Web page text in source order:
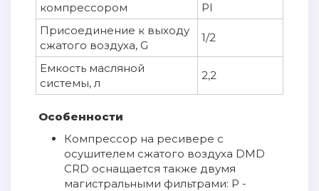
компрессором
PI
Присоединение к выходу
сжатого воздуха, G
1/2
Емкость масляной
системы, л
2,2
Особенности
Компрессор на ресивере с
осушителем сжатого воздуха DMD
CRD оснащается также двумя
магистральными фильтрами: P -